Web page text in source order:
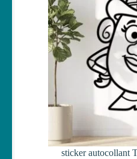
sticker autocollant